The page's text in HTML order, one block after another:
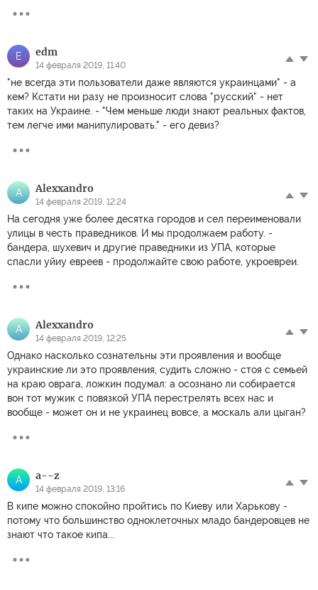
E edm
14 февраля 2019, 11:40
"не всегда эти пользователи даже являются украинцами" - а
кем? Кстати ни разу не произносит слова "русский" - нет
таких на Украине. - "Чем меньше люди знают реальных фактов,
тем легче ими манипулировать." - его девиз?
A Alexxandro
14 февраля 2019, 12:24
На сегодня уже более десятка городов и сел переименовали
улицы в честь праведников. И мы продолжаем работу. -
бандера, шухевич и другие праведники из УПА, которые
спасли уйиу евреев - продолжайте свою работе, укроевреи.
A Alexxandro
14 февраля 2019, 12:25
Однако насколько сознательны эти проявления и вообще
украинские ли это проявления, судить сложно - стоя с семьей
на краю оврага, ложкин подумал: а осознано ли собирается
вон тот мужик с повязкой УПА перестрелять всех нас и
вообще - может он и не украинец вовсе, а москаль али цыган?
A a--z
14 февраля 2019, 13:16
В кипе можно спокойно пройтись по Киеву или Харькову -
потому что большинство одноклеточных младо бандеровцев не
знают что такое кипа...